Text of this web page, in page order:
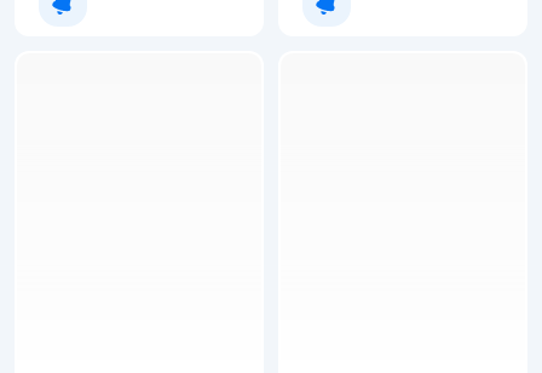
Уведомить о появлении Уведомить о появлении